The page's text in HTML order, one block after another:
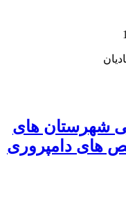
شهرستان های
های دامپروری